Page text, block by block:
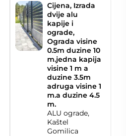
Cijena, Izrada
dvije alu
kapije i
ograde,
Ograda visine
0.5m duzine 10
m.jedna kapija
visine 1 m a
duzine 3.5m
adruga visine 1
m.a duzine 4.5
m.
ALU ograde,
Kaštel
Gomilica